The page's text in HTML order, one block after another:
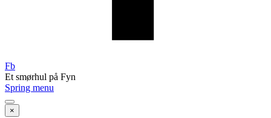
Fb
Et smørhul på Fyn
Spring menu
×